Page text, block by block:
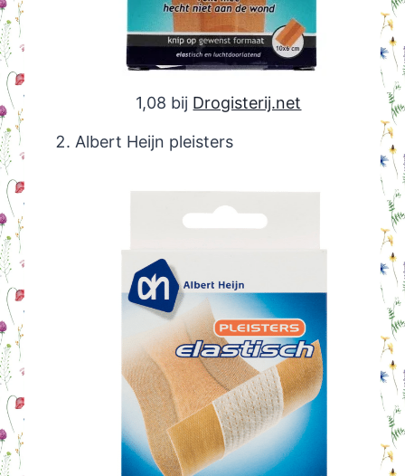
1,08 bij Drogisterij.net
Albert Heijn pleisters